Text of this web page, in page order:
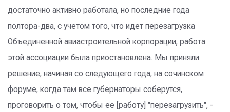
достаточно активно работала, но последние года
полтора-два, с учетом того, что идет перезагрузка
Объединенной авиастроительной корпорации, работа
этой ассоциации была приостановлена. Мы приняли
решение, начиная со следующего года, на сочинском
форуме, когда там все губернаторы соберутся,
проговорить о том, чтобы ее [работу] "перезагрузить", -